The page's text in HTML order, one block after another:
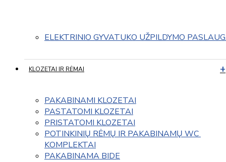
ELEKTRINIO GYVATUKO UŽPILDYMO
KLOZETAI IR RĖMAI
PAKABINAMI KLOZETAI
PASTATOMI KLOZETAI
PRISTATOMI KLOZETAI
POTINKINIŲ RĖMŲ IR PAKABINAMŲ WC
KOMPLEKTAI
PAKABINAMA BIDE